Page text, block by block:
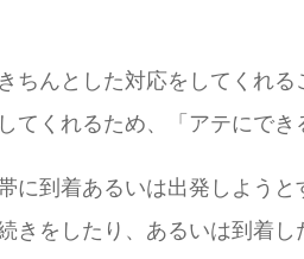
んとした対応をしてくれ
くれるため、「アテにでき
到着あるいは出発しよう
をしたり、あるいは到着